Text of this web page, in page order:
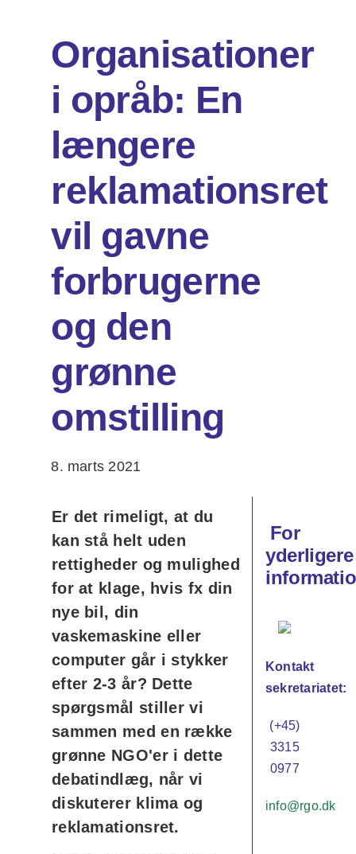
Om os
DA
Organisationer
i opråb: En
længere
reklamationsret
vil gavne
forbrugerne
og den
grønne
omstilling
8. marts 2021
Er det rimeligt, at du
kan stå helt uden
rettigheder og mulighed
for at klage, hvis fx din
nye bil, din
vaskemaskine eller
computer går i stykker
efter 2-3 år? Dette
spørgsmål stiller vi
sammen med en række
grønne NGO'er i dette
debatindlæg, når vi
diskuterer klima og
reklamationsret.
For
yderligere
Kontakt
sekretariatet:
(+45)
3315
0977
info@rgo.dk